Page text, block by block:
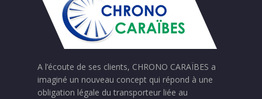
A l’écoute de ses clients, CHRONO CARAÏBES a
imaginé un nouveau concept qui répond à une
obligation légale du transporteur liée au